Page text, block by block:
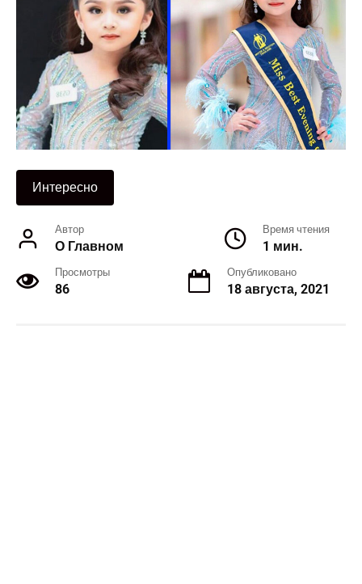
Интересно
Автор
О Главном
Время чтения
1 мин.
Просмотры
86
Опубликовано
18 августа, 2021